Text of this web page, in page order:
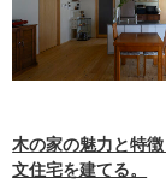
木の家の魅力と
文住宅を建てる。